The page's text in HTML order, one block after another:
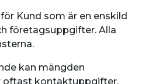
Kund som är en enskild
företagsuppgifter. Alla
kan mängden
oftast kontaktuppgifter,